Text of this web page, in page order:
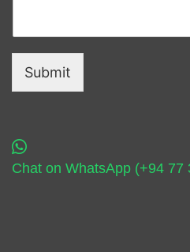
Submit
Chat on WhatsApp (+94 77